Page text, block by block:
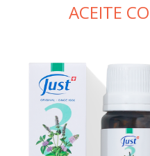
ACEITE